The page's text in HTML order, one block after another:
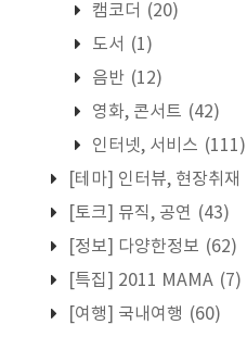
캠코더 (20)
도서 (1)
음반 (12)
영화, 콘서트 (42)
인터넷, 서비스 (111)
[테마] 인터뷰, 현장취재
[토크] 뮤직, 공연 (43)
[정보] 다양한정보 (62)
[특집] 2011 MAMA (7)
[여행] 국내여행 (60)